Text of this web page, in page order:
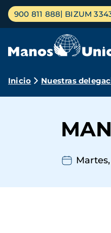
Pasar
contenido
Menú
principal
900 811 888 BIZUM
Ruta
Inicio Nuestras